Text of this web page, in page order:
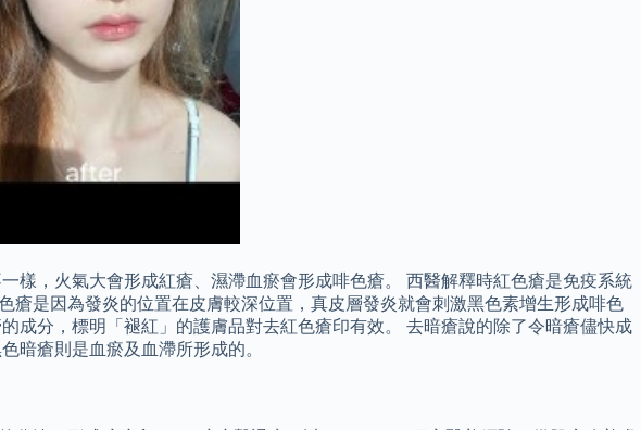
樣，火氣大會形成紅瘡、濕滯血瘀會形成啡色瘡。 西醫解釋時紅色瘡是免疫系統
是因為發炎的位置在皮膚較深位置，真皮層發炎就會刺激黑色素增生形成啡色
成分，標明「褪紅」的護膚品對去紅色瘡印有效。 去暗瘡說的除了令暗瘡儘快成
暗瘡則是血瘀及血滯所形成的。